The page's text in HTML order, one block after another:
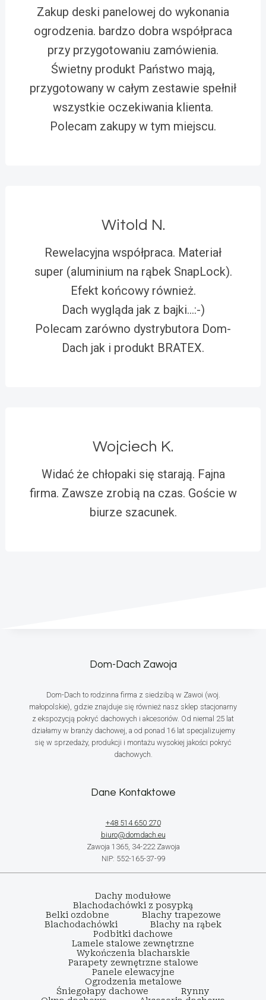
Zakup deski panelowej do wykonania
ogrodzenia. bardzo dobra współpraca
przy przygotowaniu zamówienia.
Świetny produkt Państwo mają,
przygotowany w całym zestawie spełnił
wszystkie oczekiwania klienta.
Polecam zakupy w tym miejscu.
Witold N.
Rewelacyjna współpraca. Materiał
super (aluminium na rąbek SnapLock).
Efekt końcowy również.
Dach wygląda jak z bajki…:-)
Polecam zarówno dystrybutora Dom-
Dach jak i produkt BRATEX.
Wojciech K.
Widać że chłopaki się starają. Fajna
firma. Zawsze zrobią na czas. Goście w
biurze szacunek.
Dom-Dach Zawoja
Dom-Dach to rodzinna firma z siedzibą w Zawoi (woj.
małopolskie), gdzie znajduje się również nasz sklep stacjonarny
z ekspozycją pokryć dachowych i akcesoriów. Od niemal 25 lat
działamy w branży dachowej, a od ponad 16 lat specjalizujemy
się w sprzedaży, produkcji i montażu wysokiej jakości pokryć
dachowych.
Dane Kontaktowe
+48 514 650 270
biuro@domdach.eu
Zawoja 1365, 34-222 Zawoja
NIP: 552-165-37-99
Dachy modułowe
Blachodachówki z posypką
Belki ozdobne
Blachy trapezowe
Blachodachówki
Blachy na rąbek
Podbitki dachowe
Lamele stalowe zewnętrzne
Wykończenia blacharskie
Parapety zewnętrzne stalowe
Panele elewacyjne
Ogrodzenia metalowe
Śniegołapy dachowe
Rynny